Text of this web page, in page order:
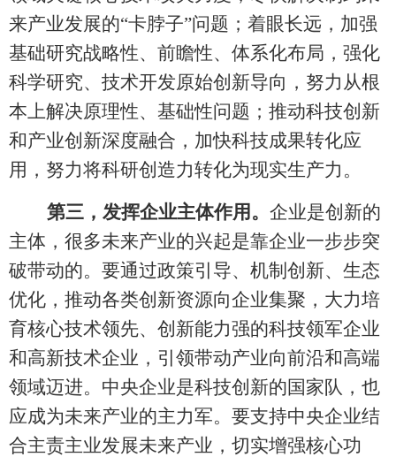
来产业发展的“卡脖子”问题；着眼长远，加强
基础研究战略性、前瞻性、体系化布局，强化
科学研究、技术开发原始创新导向，努力从根
本上解决原理性、基础性问题；推动科技创新
和产业创新深度融合，加快科技成果转化应
用，努力将科研创造力转化为现实生产力。
第三，发挥企业主体作用。 企业是创新的
主体，很多未来产业的兴起是靠企业一步步突
破带动的。要通过政策引导、机制创新、生态
优化，推动各类创新资源向企业集聚，大力培
育核心技术领先、创新能力强的科技领军企业
和高新技术企业，引领带动产业向前沿和高端
领域迈进。中央企业是科技创新的国家队，也
应成为未来产业的主力军。要支持中央企业结
合主责主业发展未来产业，切实增强核心功